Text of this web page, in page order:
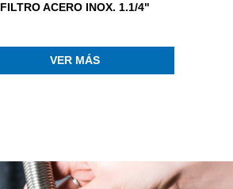
FILTRO ACERO INOX. 1.1/4"
VER MÁS